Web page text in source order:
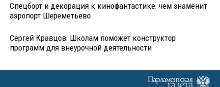
Спецборт и декорация к кинофантастике: чем знаменит
аэропорт Шереметьево
Сергей Кравцов: Школам поможет конструктор
программ для внеурочной деятельности